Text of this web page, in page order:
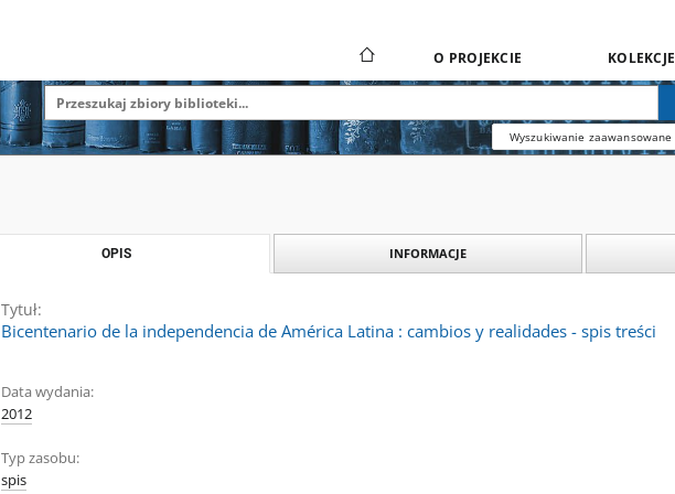
O PROJEKCIE KOLEKCJE
Wyszukiwanie zaawansowane
OPIS INFORMACJE
Tytuł:
Bicentenario de la independencia de América Latina : cambios y realidades - spis treści
Data wydania:
2012
Typ zasobu:
spis